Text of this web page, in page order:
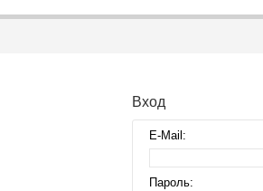
Вход
E-Mail:
Пароль: